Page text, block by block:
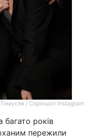
/ Скріншот Instagram
років
пережили